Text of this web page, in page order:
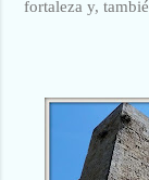
fortaleza y,